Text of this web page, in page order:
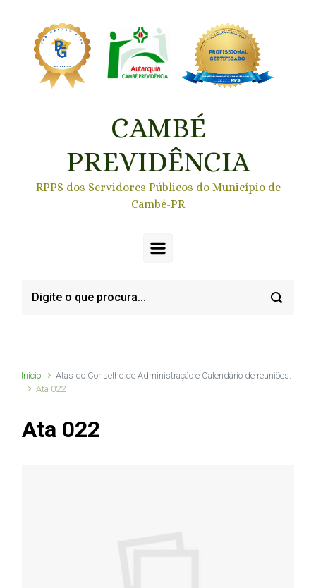
CAMBÉ
PREVIDÊNCIA
RPPS dos Servidores Públicos do Município de
Cambé-PR
Início
Atas do Conselho de Administração e Calendário de reuniões.
Ata 022
Ata 022